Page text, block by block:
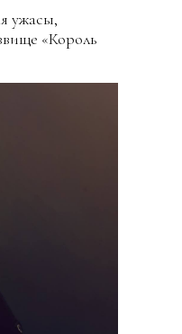
ужасы,
«Король